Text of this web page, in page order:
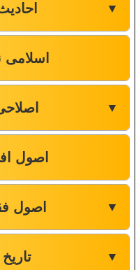
▼
اسلامی
▼
اصول
اصول ▼
تاریخ ▼